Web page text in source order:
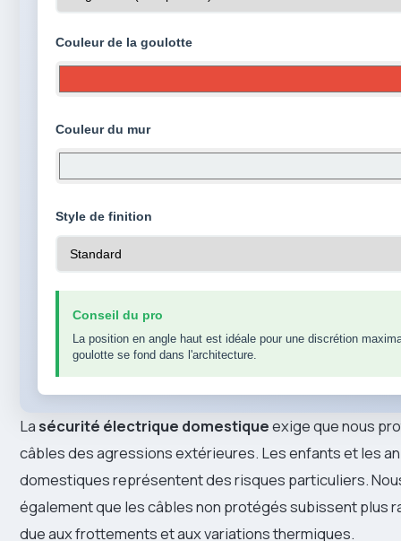
Couleur de la goulotte
Couleur du mur
Style de finition
Conseil du pro
La position en angle haut est idéale pour une discrétion
goulotte se fond dans l'architecture.
Lasécurité électrique domestiqueexige que nous
câbles des agressions extérieures. Les enfants et les
domestiques représentent des risques particuliers.
également que les câbles non protégés subissent plus
due aux frottements et aux variations thermiques.